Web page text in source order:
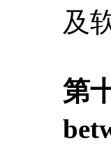
及
第